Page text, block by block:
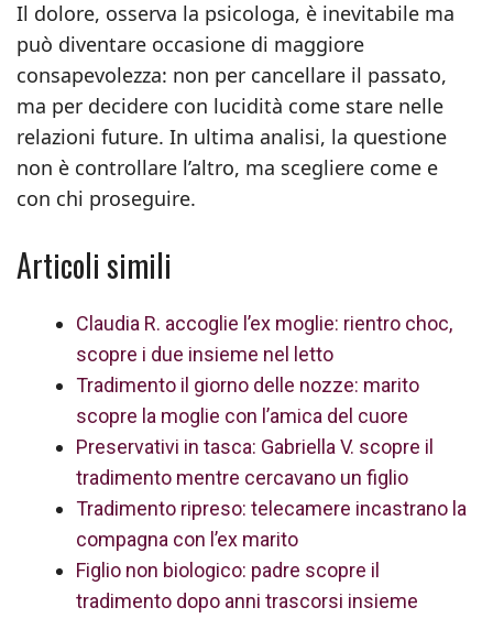
Il dolore, osserva la psicologa, è inevitabile ma
può diventare occasione di maggiore
consapevolezza: non per cancellare il passato,
ma per decidere con lucidità come stare nelle
relazioni future. In ultima analisi, la questione
non è controllare l’altro, ma scegliere come e
con chi proseguire.
Articoli simili
Claudia R. accoglie l’ex moglie: rientro choc,
scopre i due insieme nel letto
Tradimento il giorno delle nozze: marito
scopre la moglie con l’amica del cuore
Preservativi in tasca: Gabriella V. scopre il
tradimento mentre cercavano un figlio
Tradimento ripreso: telecamere incastrano la
compagna con l’ex marito
Figlio non biologico: padre scopre il
tradimento dopo anni trascorsi insieme